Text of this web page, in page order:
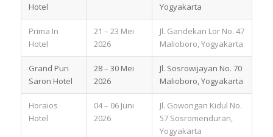
Hotel
Yogyakarta
Prima In
Hotel
21 – 23 Mei
2026
Jl. Gandekan Lor No. 47
Malioboro, Yogyakarta
Grand Puri
Saron Hotel
28 – 30 Mei
2026
Jl. Sosrowijayan No. 70
Malioboro, Yogyakarta
Horaios
Hotel
04 – 06 Juni
2026
Jl. Gowongan Kidul No.
57 Sosromenduran,
Yogyakarta